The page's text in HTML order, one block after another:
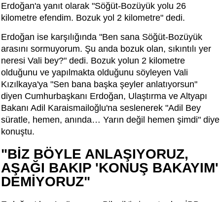
Erdoğan'a yanıt olarak "Söğüt-Bozüyük yolu 26
kilometre efendim. Bozuk yol 2 kilometre" dedi.
Erdoğan ise karşılığında "Ben sana Söğüt-Bozüyük
arasını sormuyorum. Şu anda bozuk olan, sıkıntılı yer
neresi Vali bey?" dedi. Bozuk yolun 2 kilometre
olduğunu ve yapılmakta olduğunu söyleyen Vali
Kızılkaya'ya "Sen bana başka şeyler anlatıyorsun"
diyen Cumhurbaşkanı Erdoğan, Ulaştırma ve Altyapı
Bakanı Adil Karaismailoğlu'na seslenerek "Adil Bey
süratle, hemen, anında… Yarın değil hemen şimdi" diye
konuştu.
"BİZ BÖYLE ANLAŞIYORUZ,
AŞAĞI BAKIP 'KONUŞ BAKAYIM'
DEMİYORUZ"